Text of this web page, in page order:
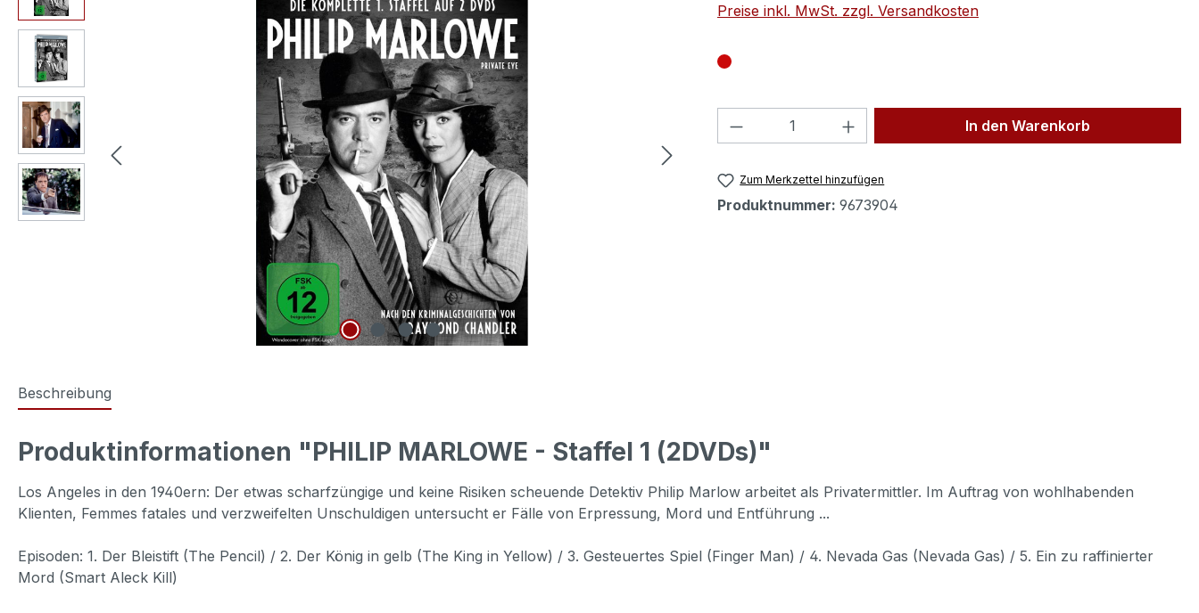
Preise inkl. MwSt. zzgl. Versandkosten
Produkt Anzahl: Gib den gewünschten Wert
In den Warenkorb
Zum Merkzettel hinzufügen
Produktnummer: 9673904
Beschreibung
Produktinformationen "PHILIP MARLOWE - Staffel 1 (2DVDs)"
Los Angeles in den 1940ern: Der etwas scharfzüngige und keine Risiken scheuende Detektiv Philip Marlow arbeitet als Privatermittler. Im Auftrag von wohlhabenden
Klienten, Femmes fatales und verzweifelten Unschuldigen untersucht er Fälle von Erpressung, Mord und Entführung ...
Episoden: 1. Der Bleistift (The Pencil) / 2. Der König in gelb (The King in Yellow) / 3. Gesteuertes Spiel (Finger Man) / 4. Nevada Gas (Nevada Gas) / 5. Ein zu raffinierter
Mord (Smart Aleck Kill)